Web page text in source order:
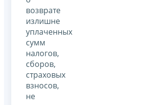
возврате
излишне
уплаченных
сумм
налогов,
сборов,
страховых
взносов,
не